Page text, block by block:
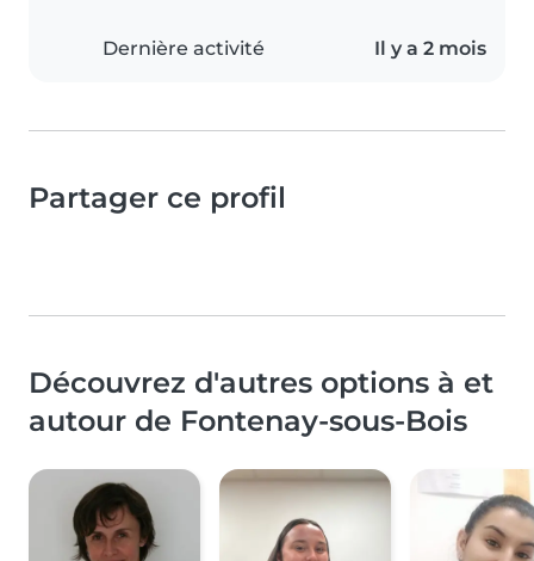
Dernière activité Il y a 2 mois
Partager ce profil
Découvrez d'autres options à et
autour de Fontenay-sous-Bois